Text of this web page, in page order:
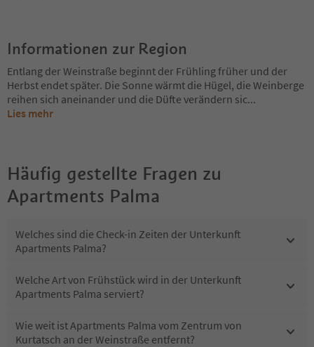
Informationen zur Region
Entlang der Weinstraße beginnt der Frühling früher und der
Herbst endet später. Die Sonne wärmt die Hügel, die Weinberge
reihen sich aneinander und die Düfte verändern sic...
Lies mehr
Häufig gestellte Fragen zu
Apartments Palma
Welches sind die Check-in Zeiten der Unterkunft
Apartments Palma?
Welche Art von Frühstück wird in der Unterkunft
Apartments Palma serviert?
Wie weit ist Apartments Palma vom Zentrum von
Kurtatsch an der Weinstraße entfernt?